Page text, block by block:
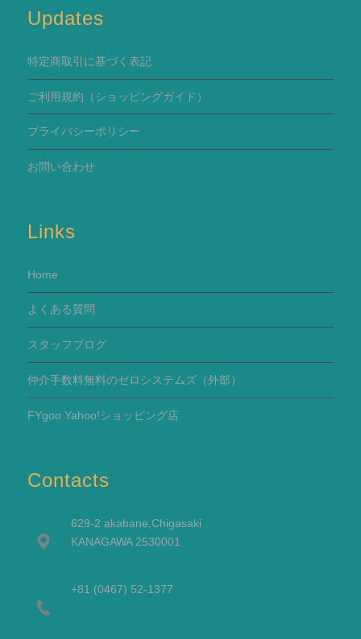
Updates
特定商取引に基づく表記
ご利用規約 （ショッピングガイド）
プライバシーポリシー
お問い合わせ
Links
Home
よくある質問
スタッフブログ
仲介手数料無料のゼロシステムズ（外部）
FYgoo Yahoo!ショッピング店
Contacts
629-2 akabane,Chigasaki
KANAGAWA 2530001
+81 (0467) 52-1377